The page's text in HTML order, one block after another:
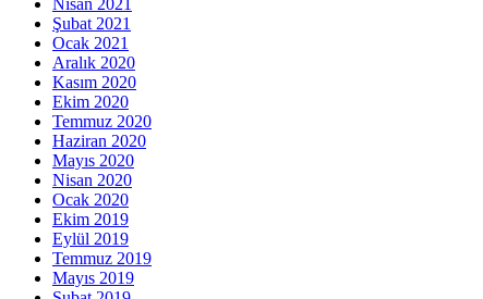
Şubat 2021
Ocak 2021
Aralık 2020
Kasım 2020
Ekim 2020
Temmuz 2020
Haziran 2020
Mayıs 2020
Nisan 2020
Ocak 2020
Ekim 2019
Eylül 2019
Temmuz 2019
Mayıs 2019